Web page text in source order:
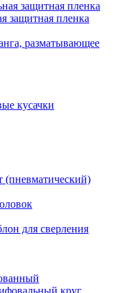
защитная пленка
разматывающее
кусачки
(пневматический)
для сверления
круг